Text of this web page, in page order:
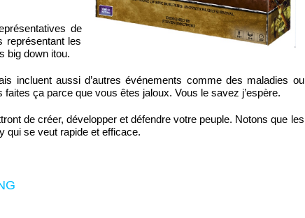
de
représentant les
big down itou.
incluent aussi d’autres événements comme des maladies ou
ça parce que vous êtes jaloux. Vous le savez j’espère.
de créer, développer et défendre votre peuple. Notons que les
qui se veut rapide et efficace.